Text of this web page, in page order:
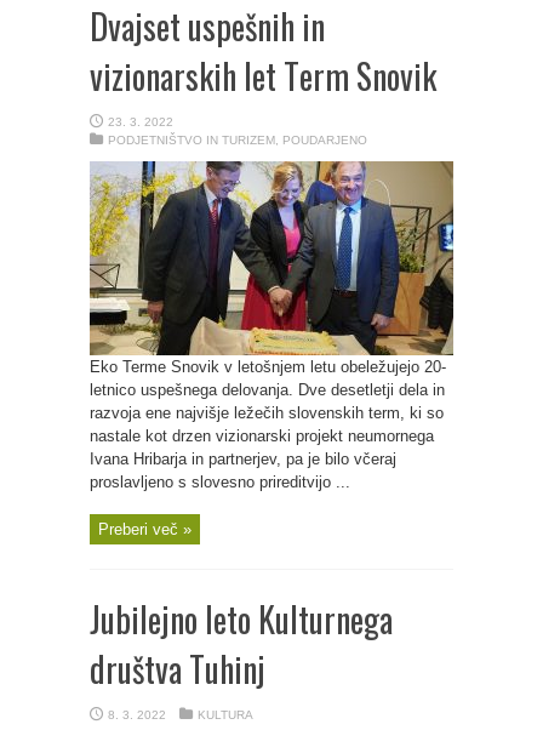
Dvajset uspešnih in
vizionarskih let Term Snovik
23. 3. 2022
PODJETNIŠTVO IN TURIZEM
POUDARJENO
Eko Terme Snovik v letošnjem letu obeležujejo 20-
letnico uspešnega delovanja. Dve desetletji dela in
razvoja ene najvišje ležečih slovenskih term, ki so
nastale kot drzen vizionarski projekt neumornega
Ivana Hribarja in partnerjev, pa je bilo včeraj
proslavljeno s slovesno prireditvijo ...
Preberi več »
Jubilejno leto Kulturnega
društva Tuhinj
8. 3. 2022 KULTURA